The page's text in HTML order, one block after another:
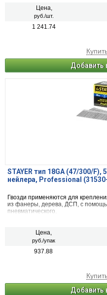
Цена,
руб./шт.
1 241.74
Добавить
STAYER тип 18GA (47/300/
нейлера, Professional
Гвозди применяются для
из фанеры, дерева, ДСП, с
пневматического.
Цена,
руб./упак
937.88
Добавить